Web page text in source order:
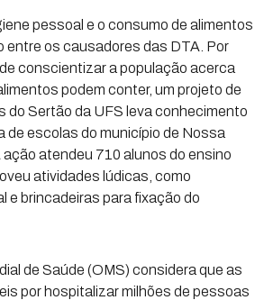
pessoal e o consumo de alimentos
os causadores das DTA. Por
conscientizar a população acerca
podem conter, um projeto de
do Sertão da UFS leva conhecimento
de escolas do município de Nossa
ação atendeu 710 alunos do ensino
atividades lúdicas, como
e brincadeiras para fixação do
de Saúde (OMS) considera que as
por hospitalizar milhões de pessoas